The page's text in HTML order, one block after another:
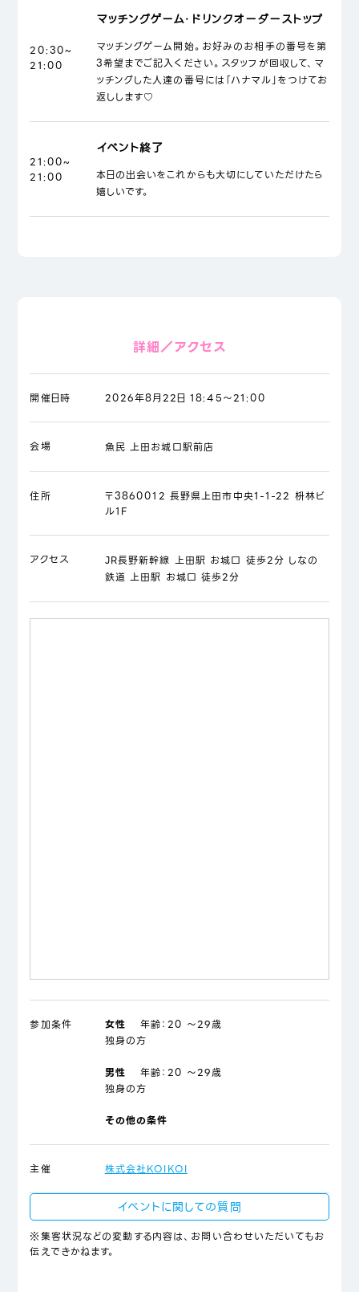
20:30~
21:00
マッチングゲーム・ドリンクオーダーストップ
マッチングゲーム開始。お好みのお相手の番号を第
3希望までご記入ください。スタッフが回収して、マ
ッチングした人達の番号には「ハナマル」をつけてお
返しします♡
21:00~
21:00
イベント終了
本日の出会いをこれからも大切にしていただけたら
嬉しいです。
詳細／アクセス
開催日時 2026年8月22日 18:45～21:00
会場 魚民 上田お城口駅前店
住所
〒3860012 長野県上田市中央1-1-22 枡林ビ
ル1F
アクセス
JR長野新幹線 上田駅 お城口 徒歩2分 しなの
鉄道 上田駅 お城口 徒歩2分
参加条件 女性 年齢： 20 ～29歳
独身の方
男性 年齢： 20 ～29歳
独身の方
その他の条件
主催 株式会社KOIKOI
イベントに関しての質問
※集客状況などの変動する内容は、お問い合わせいただいてもお
伝えできかねます。